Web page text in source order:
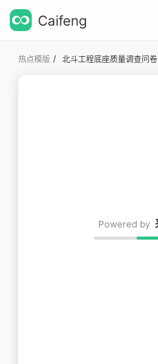
Caifeng
热点模版 / 北斗工程底座质量调查问卷